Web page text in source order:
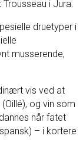
i Jura.
druetyper i
musserende,
vis ved at
og vin som
når fatet
– i kortere